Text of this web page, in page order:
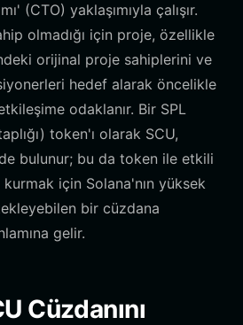
(CTO) yaklaşımıyla çalışır.
olmadığı için proje, özellikle
orijinal proje sahiplerini ve
hedef alarak öncelikle
odaklanır. Bir SPL
token'ı olarak SCU,
bulunur; bu da token ile etkili
için Solana'nın yüksek
bir cüzdana
gelir.
Cüzdanını